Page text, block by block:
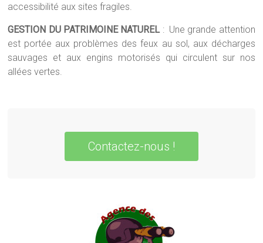
accessibilité aux sites fragiles.
GESTION DU PATRIMOINE NATUREL : Une grande attention
est portée aux problèmes des feux au sol, aux décharges
sauvages et aux engins motorisés qui circulent sur nos
allées vertes.
Contactez-nous !